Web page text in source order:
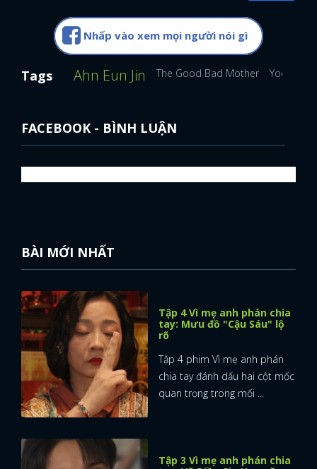
FACEBOOK
Nhấp vào xem mọi người nói gì
Tags Ahn Eun Jin The Good Bad Mother Yoo Ah In
FACEBOOK - BÌNH LUẬN
BÀI MỚI NHẤT
Tập 4 Vì mẹ anh phán chia
tay: Mưu đồ "Cậu Sáu" lộ
rõ
Tập 4 phim Vì mẹ anh phán
chia tay đánh dấu hai cột mốc
quan trọng trong mối ...
Tập 3 Vì mẹ anh phán chia